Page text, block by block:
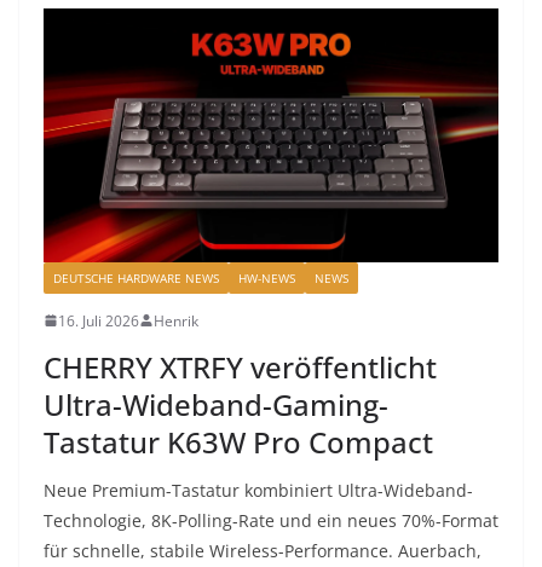
DEUTSCHE HARDWARE NEWS HW-NEWS NEWS
16. Juli 2026 Henrik
CHERRY XTRFY veröffentlicht
Ultra-Wideband-Gaming-
Tastatur K63W Pro Compact
Neue Premium-Tastatur kombiniert Ultra-Wideband-
Technologie, 8K-Polling-Rate und ein neues 70%-Format
für schnelle, stabile Wireless-Performance. Auerbach,